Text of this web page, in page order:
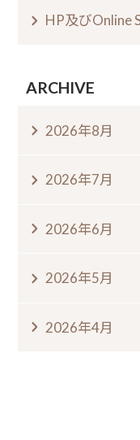
HP及びOnline
ARCHIVE
2026年8月
2026年7月
2026年6月
2026年5月
2026年4月